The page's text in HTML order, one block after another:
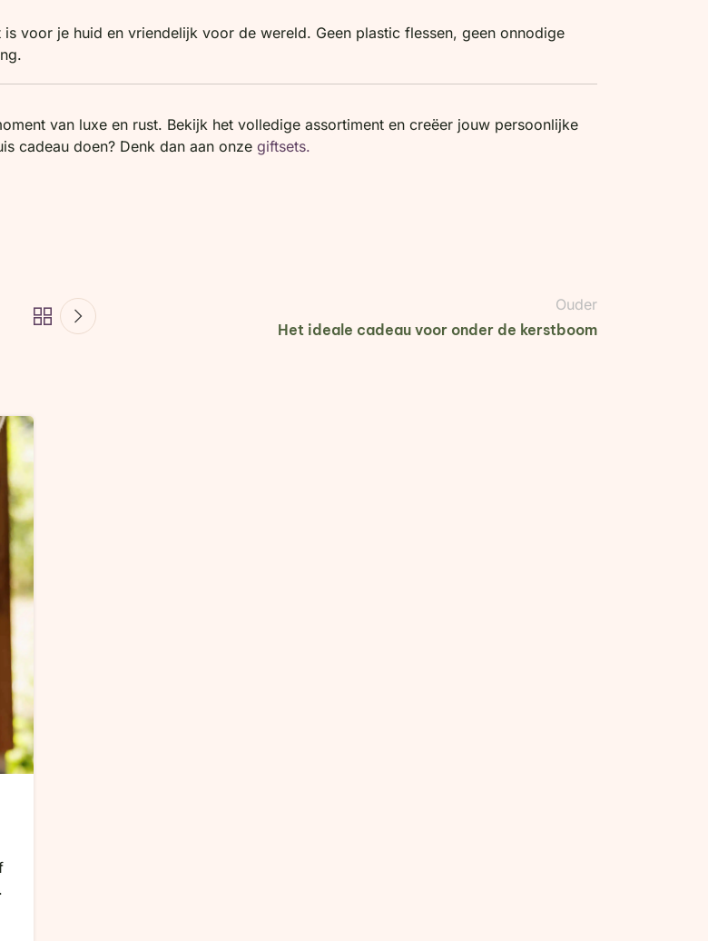
voor je huid en vriendelijk voor de wereld. Geen plastic flessen, geen onnodige
van luxe en rust. Bekijk het volledige assortiment en creëer jouw persoonlijke
cadeau doen? Denk dan aan onze giftsets.
Ouder
Het ideale cadeau voor onder de kerstboom